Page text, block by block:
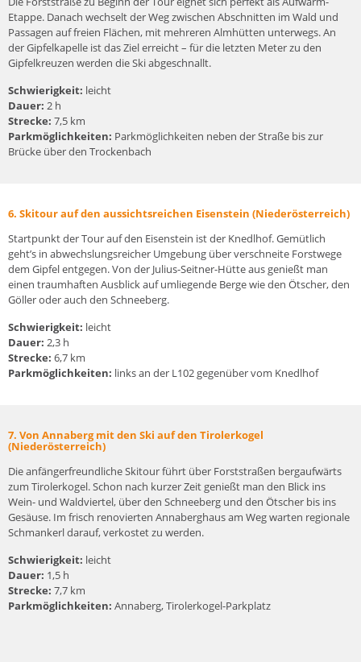
Etappe. Danach wechselt der Weg zwischen Abschnitten im Wald und
Passagen auf freien Flächen, mit mehreren Almhütten unterwegs. An
der Gipfelkapelle ist das Ziel erreicht – für die letzten Meter zu den
Gipfelkreuzen werden die Ski abgeschnallt.
Schwierigkeit: leicht
Dauer: 2 h
Strecke: 7,5 km
Parkmöglichkeiten: Parkmöglichkeiten neben der Straße bis zur
Brücke über den Trockenbach
6. Skitour auf den aussichtsreichen Eisenstein (Niederösterreich)
Startpunkt der Tour auf den Eisenstein ist der Knedlhof. Gemütlich
geht’s in abwechslungsreicher Umgebung über verschneite Forstwege
dem Gipfel entgegen. Von der Julius-Seitner-Hütte aus genießt man
einen traumhaften Ausblick auf umliegende Berge wie den Ötscher, den
Göller oder auch den Schneeberg.
Schwierigkeit: leicht
Dauer: 2,3 h
Strecke: 6,7 km
Parkmöglichkeiten: links an der L102 gegenüber vom Knedlhof
7. Von Annaberg mit den Ski auf den Tirolerkogel
(Niederösterreich)
Die anfängerfreundliche Skitour führt über Forststraßen bergaufwärts
zum Tirolerkogel. Schon nach kurzer Zeit genießt man den Blick ins
Wein- und Waldviertel, über den Schneeberg und den Ötscher bis ins
Gesäuse. Im frisch renovierten Annaberghaus am Weg warten regionale
Schmankerl darauf, verkostet zu werden.
Schwierigkeit: leicht
Dauer: 1,5 h
Strecke: 7,7 km
Parkmöglichkeiten: Annaberg, Tirolerkogel-Parkplatz